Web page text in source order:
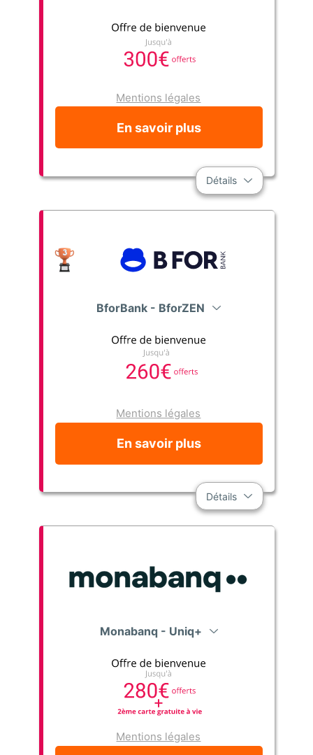
Mentions légales
En savoir plus
Détails
BforBank - BforZEN
Mentions légales
En savoir plus
Détails
Monabanq - Uniq+
Mentions légales